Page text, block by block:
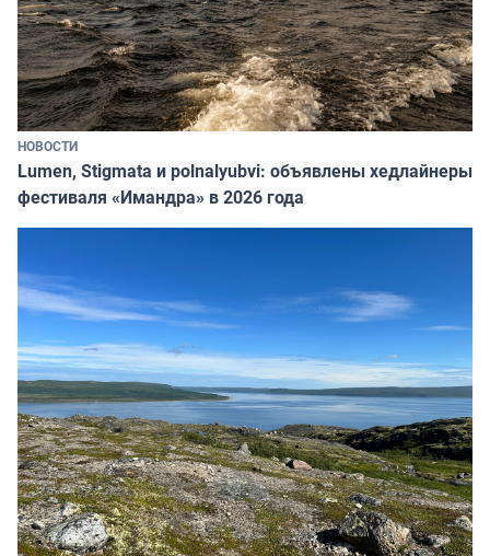
НОВОСТИ
Lumen, Stigmata и polnalyubvi: объявлены хедлайнеры
фестиваля «Имандра» в 2026 года